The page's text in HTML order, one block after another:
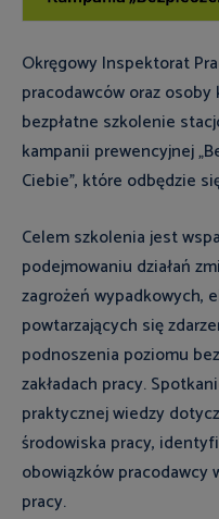
Okręgowy Inspektorat
pracodawców oraz
bezpłatne szkolenie
kampanii prewencyjnej
Ciebie”, które odbędzie
Celem szkolenia jest
podejmowaniu działań
zagrożeń wypadkowych,
powtarzających się
podnoszenia poziomu
zakładach pracy.
praktycznej wiedzy
środowiska pracy,
obowiązków pracodawcy
pracy.